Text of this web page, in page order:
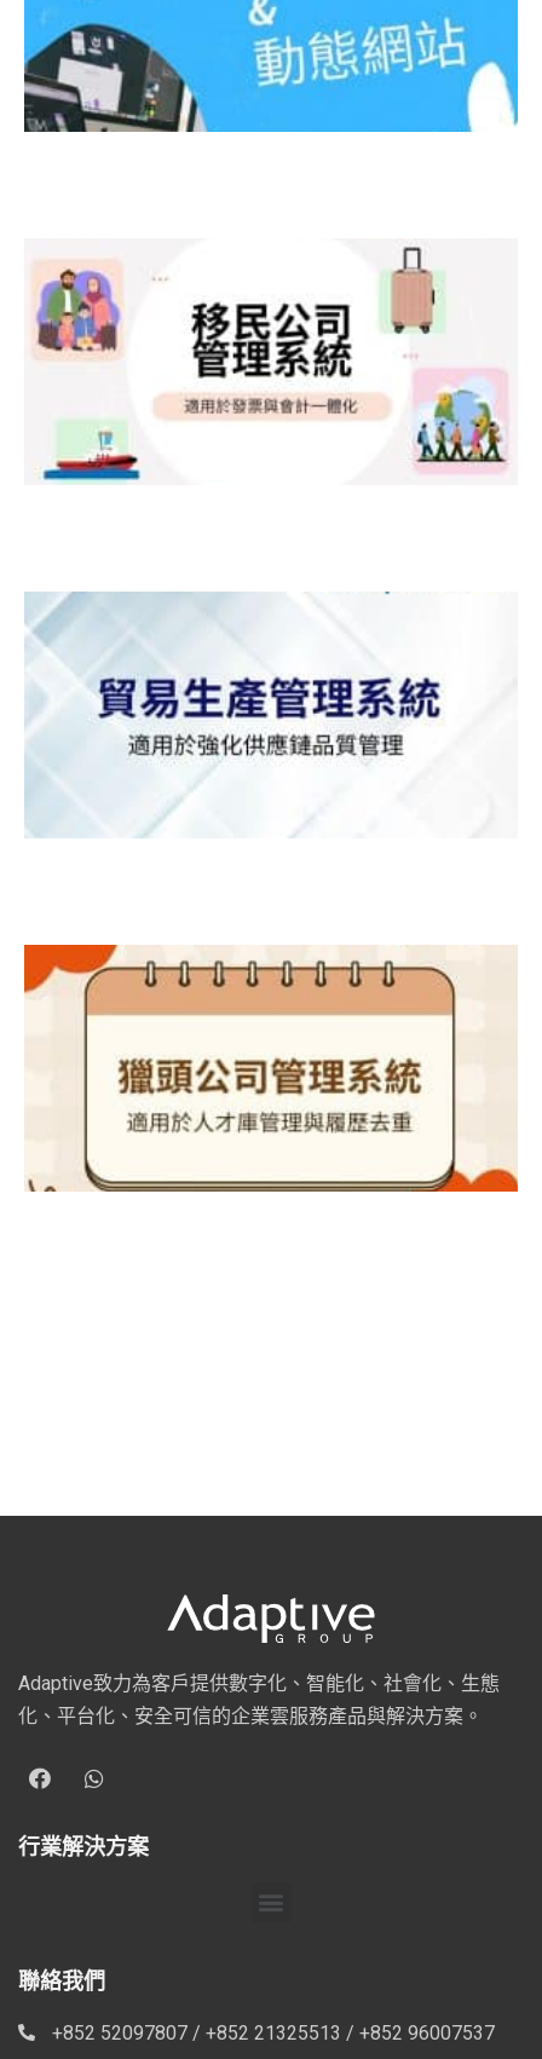
Adaptive致力為客戶提供數字化、智能化、社會化、生態
化、平台化、安全可信的企業雲服務產品與解決方案。
行業解決方案
聯絡我們
+852 52097807 / +852 21325513 / +852 96007537